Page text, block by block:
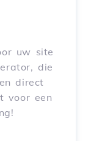
uw site
die
direct
voor een